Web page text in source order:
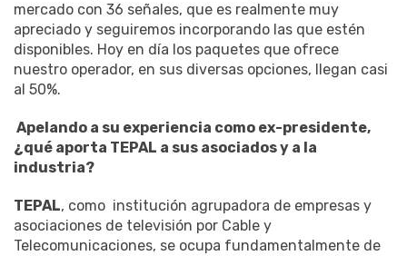
mercado con 36 señales, que es realmente muy
apreciado y seguiremos incorporando las que estén
disponibles. Hoy en día los paquetes que ofrece
nuestro operador, en sus diversas opciones, llegan casi
al 50%.
Apelando a su experiencia como ex-presidente,
¿qué aporta TEPAL a sus asociados y a la
industria?
TEPAL, como institución agrupadora de empresas y
asociaciones de televisión por Cable y
Telecomunicaciones, se ocupa fundamentalmente de